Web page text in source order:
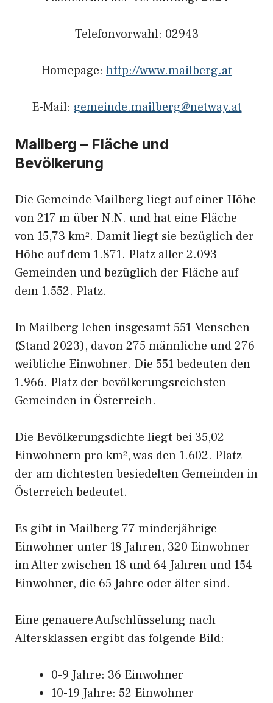
Telefonvorwahl: 02943
Homepage: http://www.mailberg.at
E-Mail: gemeinde.mailberg@netway.at
Mailberg – Fläche und
Bevölkerung
Die Gemeinde Mailberg liegt auf einer Höhe
von 217 m über N.N. und hat eine Fläche
von 15,73 km². Damit liegt sie bezüglich der
Höhe auf dem 1.871. Platz aller 2.093
Gemeinden und bezüglich der Fläche auf
dem 1.552. Platz.
In Mailberg leben insgesamt 551 Menschen
(Stand 2023), davon 275 männliche und 276
weibliche Einwohner. Die 551 bedeuten den
1.966. Platz der bevölkerungsreichsten
Gemeinden in Österreich.
Die Bevölkerungsdichte liegt bei 35,02
Einwohnern pro km², was den 1.602. Platz
der am dichtesten besiedelten Gemeinden in
Österreich bedeutet.
Es gibt in Mailberg 77 minderjährige
Einwohner unter 18 Jahren, 320 Einwohner
im Alter zwischen 18 und 64 Jahren und 154
Einwohner, die 65 Jahre oder älter sind.
Eine genauere Aufschlüsselung nach
Altersklassen ergibt das folgende Bild:
0-9 Jahre: 36 Einwohner
10-19 Jahre: 52 Einwohner